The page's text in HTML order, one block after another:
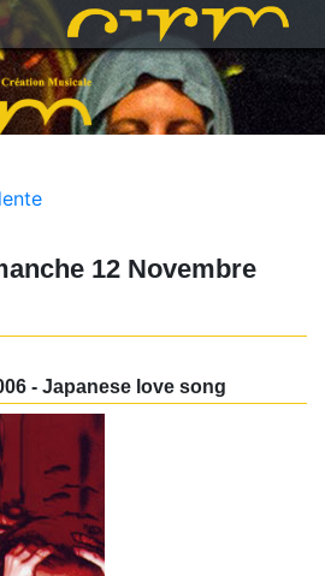
12 Novembre
- Japanese love song